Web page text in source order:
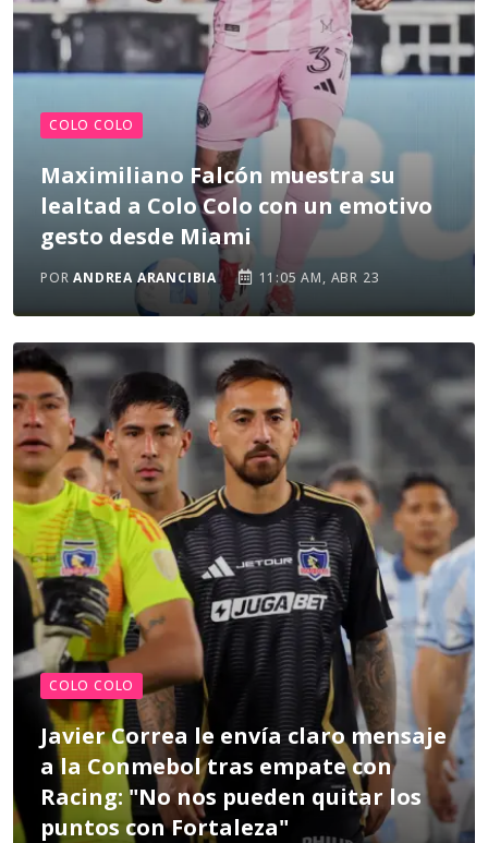
COLO COLO
Maximiliano Falcón muestra su
lealtad a Colo Colo con un emotivo
gesto desde Miami
PORANDREA ARANCIBIA 11:05 AM, ABR 23
COLO COLO
Javier Correa le envía claro mensaje
a la Conmebol tras empate con
Racing: "No nos pueden quitar los
puntos con Fortaleza"